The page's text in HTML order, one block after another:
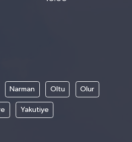
Narman Oltu Olur
Yakutiye